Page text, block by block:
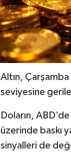
Altın, Çarşamba
seviyesine
Doların,
üzerinde baskı
sinyalleri de